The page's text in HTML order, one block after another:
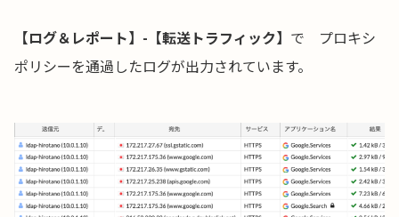
【ログ＆レポート】-【転送トラフィック】 で プロキシ
ポリシーを通過したログが出力されています。